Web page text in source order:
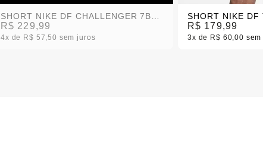
R$ 229,99
4x R$ 57,50 sem juros
R$ 179,99
3x R$ 60,00